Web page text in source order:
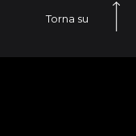
Torna su